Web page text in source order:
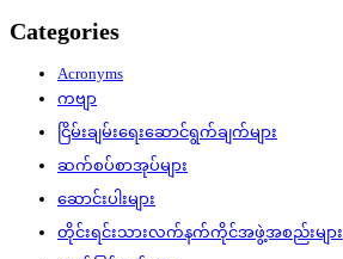
Categories
Acronyms
ကဗျာ
ငြိမ်းချမ်းရေးဆောင်ရွက်ချက်များ
ဆက်စပ်စာအုပ်များ
ဆောင်းပါးများ
တိုင်းရင်းသားလက်နက်ကိုင်အဖွဲ့အစည်းများ